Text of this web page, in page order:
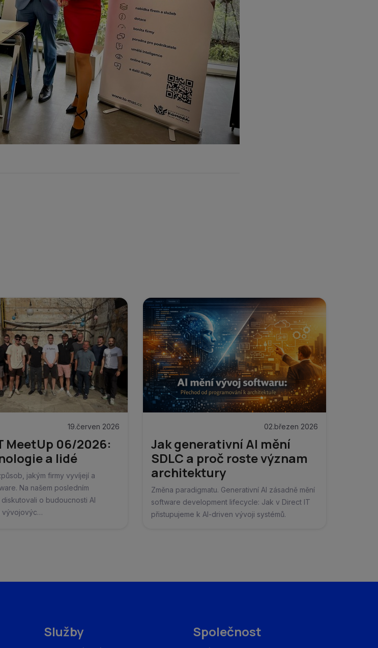
19.červen 2026
MeetUp 06/2026:
a lidé
jakým firmy vyvíjejí a
Na našem posledním
o budoucnosti AI
vývojovýc…
02.březen 2026
Jak generativní AI mění
SDLC a proč roste význam
architektury
Změna paradigmatu. Generativní AI zásadně mění
software development lifecycle: Jak v Direct IT
přistupujeme k AI-driven vývoji systémů.
Služby Společnost